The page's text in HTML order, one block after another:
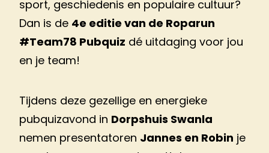
sport, geschiedenis en populaire cultuur?
Dan is de 4e editie van de Roparun
#Team78 Pubquiz dé uitdaging voor jou
en je team!
Tijdens deze gezellige en energieke
pubquizavond in Dorpshuis Swanla
nemen presentatoren Jannes en Robin je